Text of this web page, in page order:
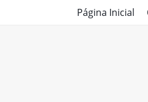
Página Inicial